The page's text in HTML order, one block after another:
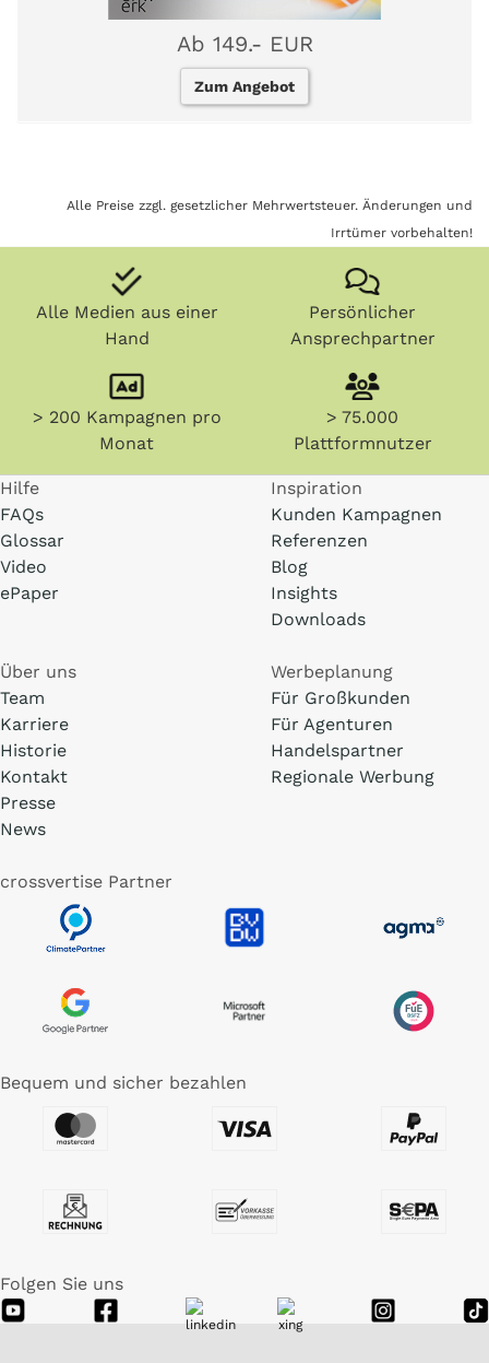
Ab 149.- EUR
Zum Angebot
Alle Preise zzgl. gesetzlicher Mehrwertsteuer. Änderungen und
Irrtümer vorbehalten!
Alle Medien aus einer
Hand
Persönlicher
Ansprechpartner
> 200 Kampagnen pro
Monat
> 75.000
Plattformnutzer
Hilfe
FAQs
Glossar
Video
ePaper
Inspiration
Kunden Kampagnen
Referenzen
Blog
Insights
Downloads
Über uns
Team
Karriere
Historie
Kontakt
Presse
News
Werbeplanung
Für Großkunden
Für Agenturen
Handelspartner
Regionale Werbung
crossvertise Partner
Bequem und sicher bezahlen
Folgen Sie uns